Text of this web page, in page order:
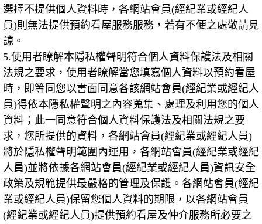
選擇不提供個人資料時，各網站會員(經紀業或經紀人
員)則無法提供預約看屋服務服務，若有不便之處敬請見
諒。
5.使用者瞭解本隱私權聲明符合個人資料保護法及相關
法規之要求，使用者瞭解當您填寫個人資料以預約看屋
時，即等同您以書面同意各該網站會員(經紀業或經紀人
員)得依本隱私權聲明之內容蒐集、處理及利用您的個人
資料；此一同意符合個人資料保護法及相關法規之要
求，您所提供的資料，各網站會員(經紀業或經紀人員)
將於隱私權聲明範圍內運用，各網站會員(經紀業或經紀
人員)並將依據各網站會員(經紀業或經紀人員)資訊安全
政策及規範提供最嚴格的管理及保護。各網站會員(經紀
業或經紀人員)保留您個人資料的期限，以各網站會員
(經紀業或經紀人員)提供預約看屋及仲介服務所必要之